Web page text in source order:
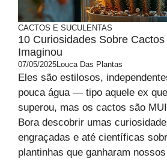
CACTOS E SUCULENTAS
10 Curiosidades Sobre
Imaginou
07/05/2025Louca Das Plantas
Eles são estilosos,
pouca água — tipo aquele ex
superou, mas os cactos são
Bora descobrir umas
engraçadas e até científicas
plantinhas que ganharam